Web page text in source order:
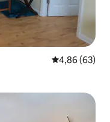
Évaluation
4,86 (63)